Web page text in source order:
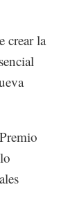
crear la